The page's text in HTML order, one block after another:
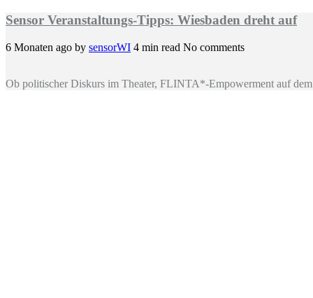
Sensor Veranstaltungs-Tipps: Wiesbaden dreht auf
6 Monaten ago by sensorWI 4 min read No comments
Ob politischer Diskurs im Theater, FLINTA*-Empowerment auf